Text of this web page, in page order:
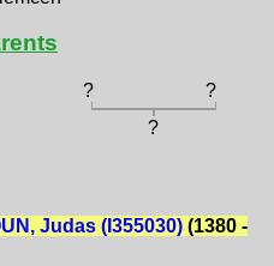
?
?
?
Judas (I355030)(1380 -